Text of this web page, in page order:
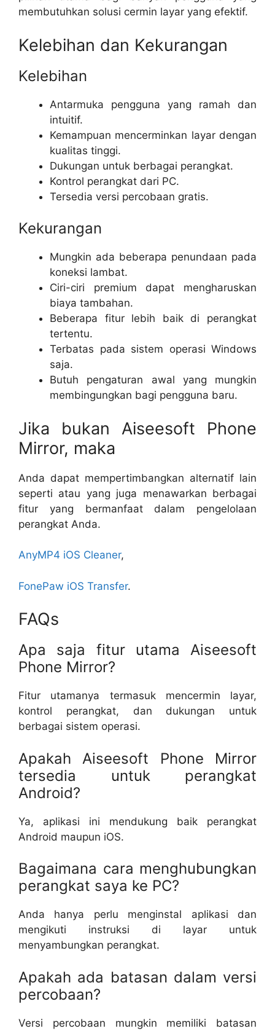
membutuhkan solusi cermin layar yang efektif.
Kelebihan dan Kekurangan
Kelebihan
Antarmuka pengguna yang ramah dan
intuitif.
Kemampuan mencerminkan layar dengan
kualitas tinggi.
Dukungan untuk berbagai perangkat.
Kontrol perangkat dari PC.
Tersedia versi percobaan gratis.
Kekurangan
Mungkin ada beberapa penundaan pada
koneksi lambat.
Ciri-ciri premium dapat mengharuskan
biaya tambahan.
Beberapa fitur lebih baik di perangkat
tertentu.
Terbatas pada sistem operasi Windows
saja.
Butuh pengaturan awal yang mungkin
membingungkan bagi pengguna baru.
Jika bukan Aiseesoft Phone
Mirror, maka
Anda dapat mempertimbangkan alternatif lain
seperti atau yang juga menawarkan berbagai
fitur yang bermanfaat dalam pengelolaan
perangkat Anda.
AnyMP4 iOS Cleaner,
FonePaw iOS Transfer.
FAQs
Apa saja fitur utama Aiseesoft
Phone Mirror?
Fitur utamanya termasuk mencermin layar,
kontrol perangkat, dan dukungan untuk
berbagai sistem operasi.
Apakah Aiseesoft Phone Mirror
tersedia untuk perangkat
Android?
Ya, aplikasi ini mendukung baik perangkat
Android maupun iOS.
Bagaimana cara menghubungkan
perangkat saya ke PC?
Anda hanya perlu menginstal aplikasi dan
mengikuti instruksi di layar untuk
menyambungkan perangkat.
Apakah ada batasan dalam versi
percobaan?
Versi percobaan mungkin memiliki batasan